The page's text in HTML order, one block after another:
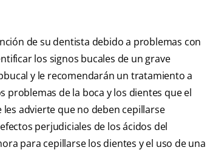
de su dentista debido a problemas con
los signos bucales de un grave
y le recomendarán un tratamiento a
de la boca y los dientes que el
advierte que no deben cepillarse
perjudiciales de los ácidos del
para cepillarse los dientes y el uso de una